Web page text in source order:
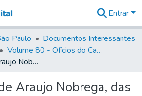
&
Coleções
Tudo na
Biblioteca
Estatísticas
Entrar
Paulo
Documentos Interessantes
Volume 80 - Ofícios do Capitão General Martim Lopes Lobo de Saldanha (1777-1780)
Para Jacinto de Araujo Nobrega, das Lages
Araujo Nobrega, das